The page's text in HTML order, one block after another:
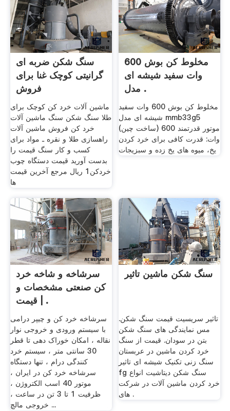
سنگ شکن ضربه ای
گرانیتی کوچک غنا برای
فروش
ماشین آلات خرد کن کوچک برای
طلا سنگ شکن سنگ ماشین آلات
خرد کن فروش ماشین آلات
راهسازی طلا و نقره ـ مواد برای
کسب و کار سنگ قیمت را
بدست آورید قیمت دستگاه چوب
خردکن1 ریال مرجع آخرین قیمت
ها
مخلوط کن بوش 600
وات سفید شیشه ای
مدل .
مخلوط کن بوش 600 وات سفید
شیشه ای مدل mmb33g5
(ساخت چین) موتور قدرتمند 600
وات: قدرت کافی برای خرد کردن
یخ، میوه های یخ زده و سبزیجات
سرشاخه و شاخه خرد
کن صنعتی مشخصات و
قیمت | .
سرشاخه خرد کن و چیپر درامی
با سیستم ورودی و خروجی نوار
نقاله ، امکان خوراک دهی تا قطر
30 سانتی متر ، سیستم خرد
کنندگی درام ، تنها دستگاه
سرشاخه خرد کن در ایران ،
موتور 40 اسب الکتروژن ،
ظرفیت 1 تا 3 تن در ساعت ،
خروجی مالچ ...
سنگ شکن ماشین تاثیر
تاثیر سریسیت قیمت سنگ شکن.
مس نمایندگی های سنگ شکن
بتن در سودان. قیمت از سنگ
خرد کردن ماشین در عربستان
سنگ زنی تکنیک شیشه ای تاثیر
fg سنگ شکن دیتاشیت انواع
خرد کردن ماشین آلات در شرکت
های .